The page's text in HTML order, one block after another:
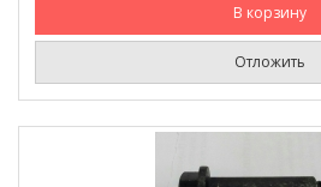
В корзину
Отложить